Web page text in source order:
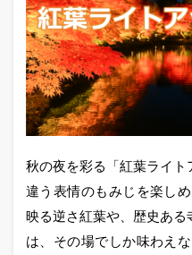
秋の夜を彩る「紅葉ライト
違う表情のもみじを楽し
映る逆さ紅葉や、歴史あ
は、その場でしか味わえ